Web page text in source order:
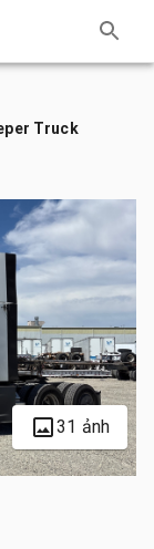
Truck
31 ảnh